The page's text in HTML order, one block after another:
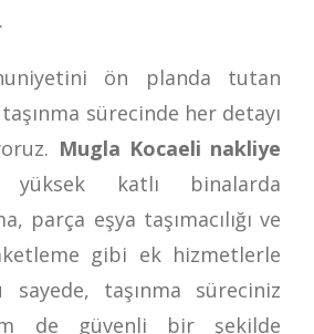
ön planda tutan
taşınma sürecinde her detayı
Mugla Kocaeli nakliye
yüksek katlı binalarda
parça eşya taşımacılığı ve
gibi ek hizmetlerle
sayede, taşınma süreciniz
de güvenli bir şekilde